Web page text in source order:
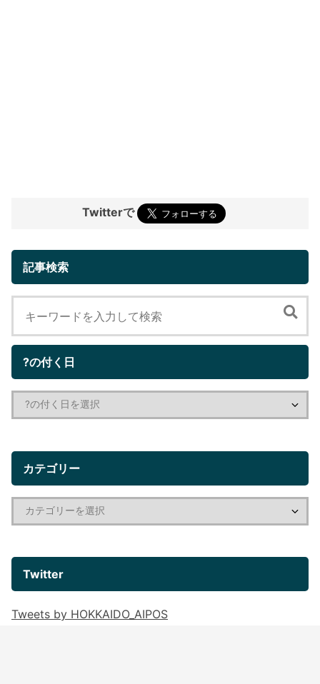
Twitterで
記事検索
?の付く日
カテゴリー
Twitter
Tweets by HOKKAIDO_AIPOS